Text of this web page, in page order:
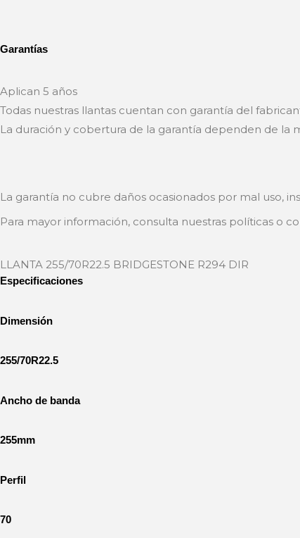
Garantías
Aplican 5 años
Todas nuestras llantas cuentan con garantía del
La duración y cobertura de la garantía dependen de
La garantía no cubre daños ocasionados por mal uso,
Para mayor información, consulta nuestras políticas o
LLANTA 255/70R22.5 BRIDGESTONE R294 DIR
Especificaciones
Dimensión
255/70R22.5
Ancho de banda
255mm
Perfil
70